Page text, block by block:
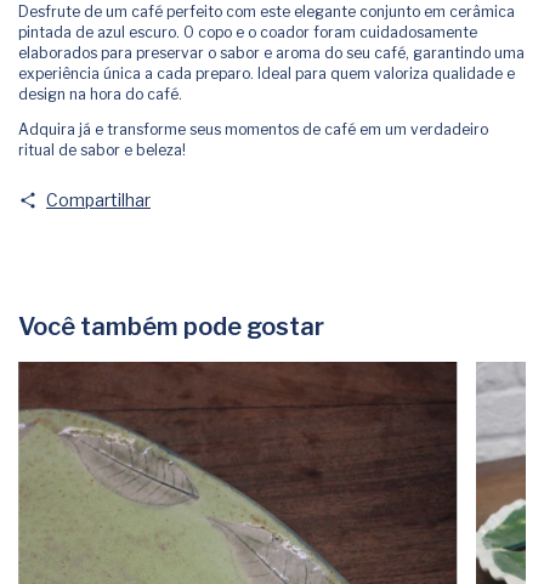
Desfrute de um café perfeito com este elegante conjunto em cerâmica
pintada de azul escuro. O copo e o coador foram cuidadosamente
elaborados para preservar o sabor e aroma do seu café, garantindo uma
experiência única a cada preparo. Ideal para quem valoriza qualidade e
design na hora do café.
Adquira já e transforme seus momentos de café em um verdadeiro
ritual de sabor e beleza!
Compartilhar
Você também pode gostar